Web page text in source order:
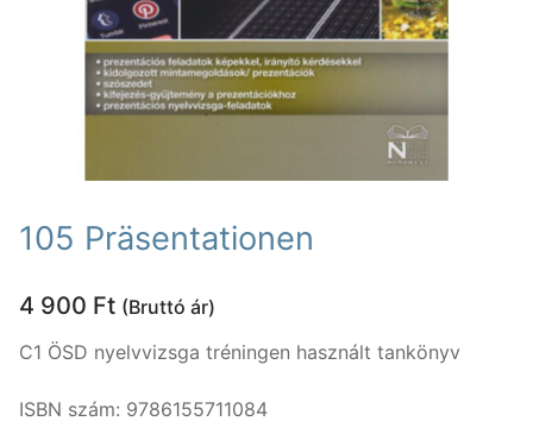
Nyelvtanfolyamok
Lakossági nyelvtanfolyamok
Szaknyelvi nyelvtanfolyamok
Nyelvvizsga előkészítő tanfolyamok
Vállalati nyelvtanfolyamok
Gyermektanfolyamok
Nyelvvizsgák
Kapcsolat
Blog
Tanárainknak
Módszertani központ
105 Präsentationen
4 900 Ft (Bruttó ár)
C1 ÖSD nyelvvizsga tréningen használt tankönyv
ISBN szám: 9786155711084